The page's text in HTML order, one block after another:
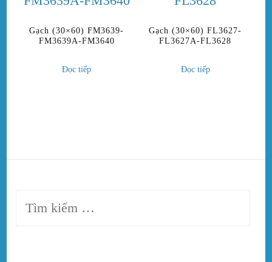
Gạch (30×60) FM3639-
FM3639A-FM3640
Đọc tiếp
Gạch (30×60) FL3627-
FL3627A-FL3628
Đọc tiếp
Tìm